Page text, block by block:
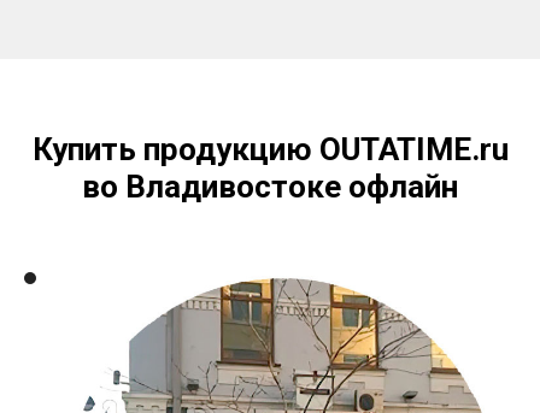
Купить продукцию OUTATIME.ru
во Владивостоке офлайн